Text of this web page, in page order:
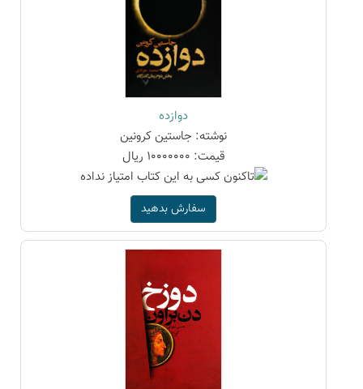
دوازده
نوشته: جاستین کرونین
قیمت: 10000000 ریال
سفارش بدهید